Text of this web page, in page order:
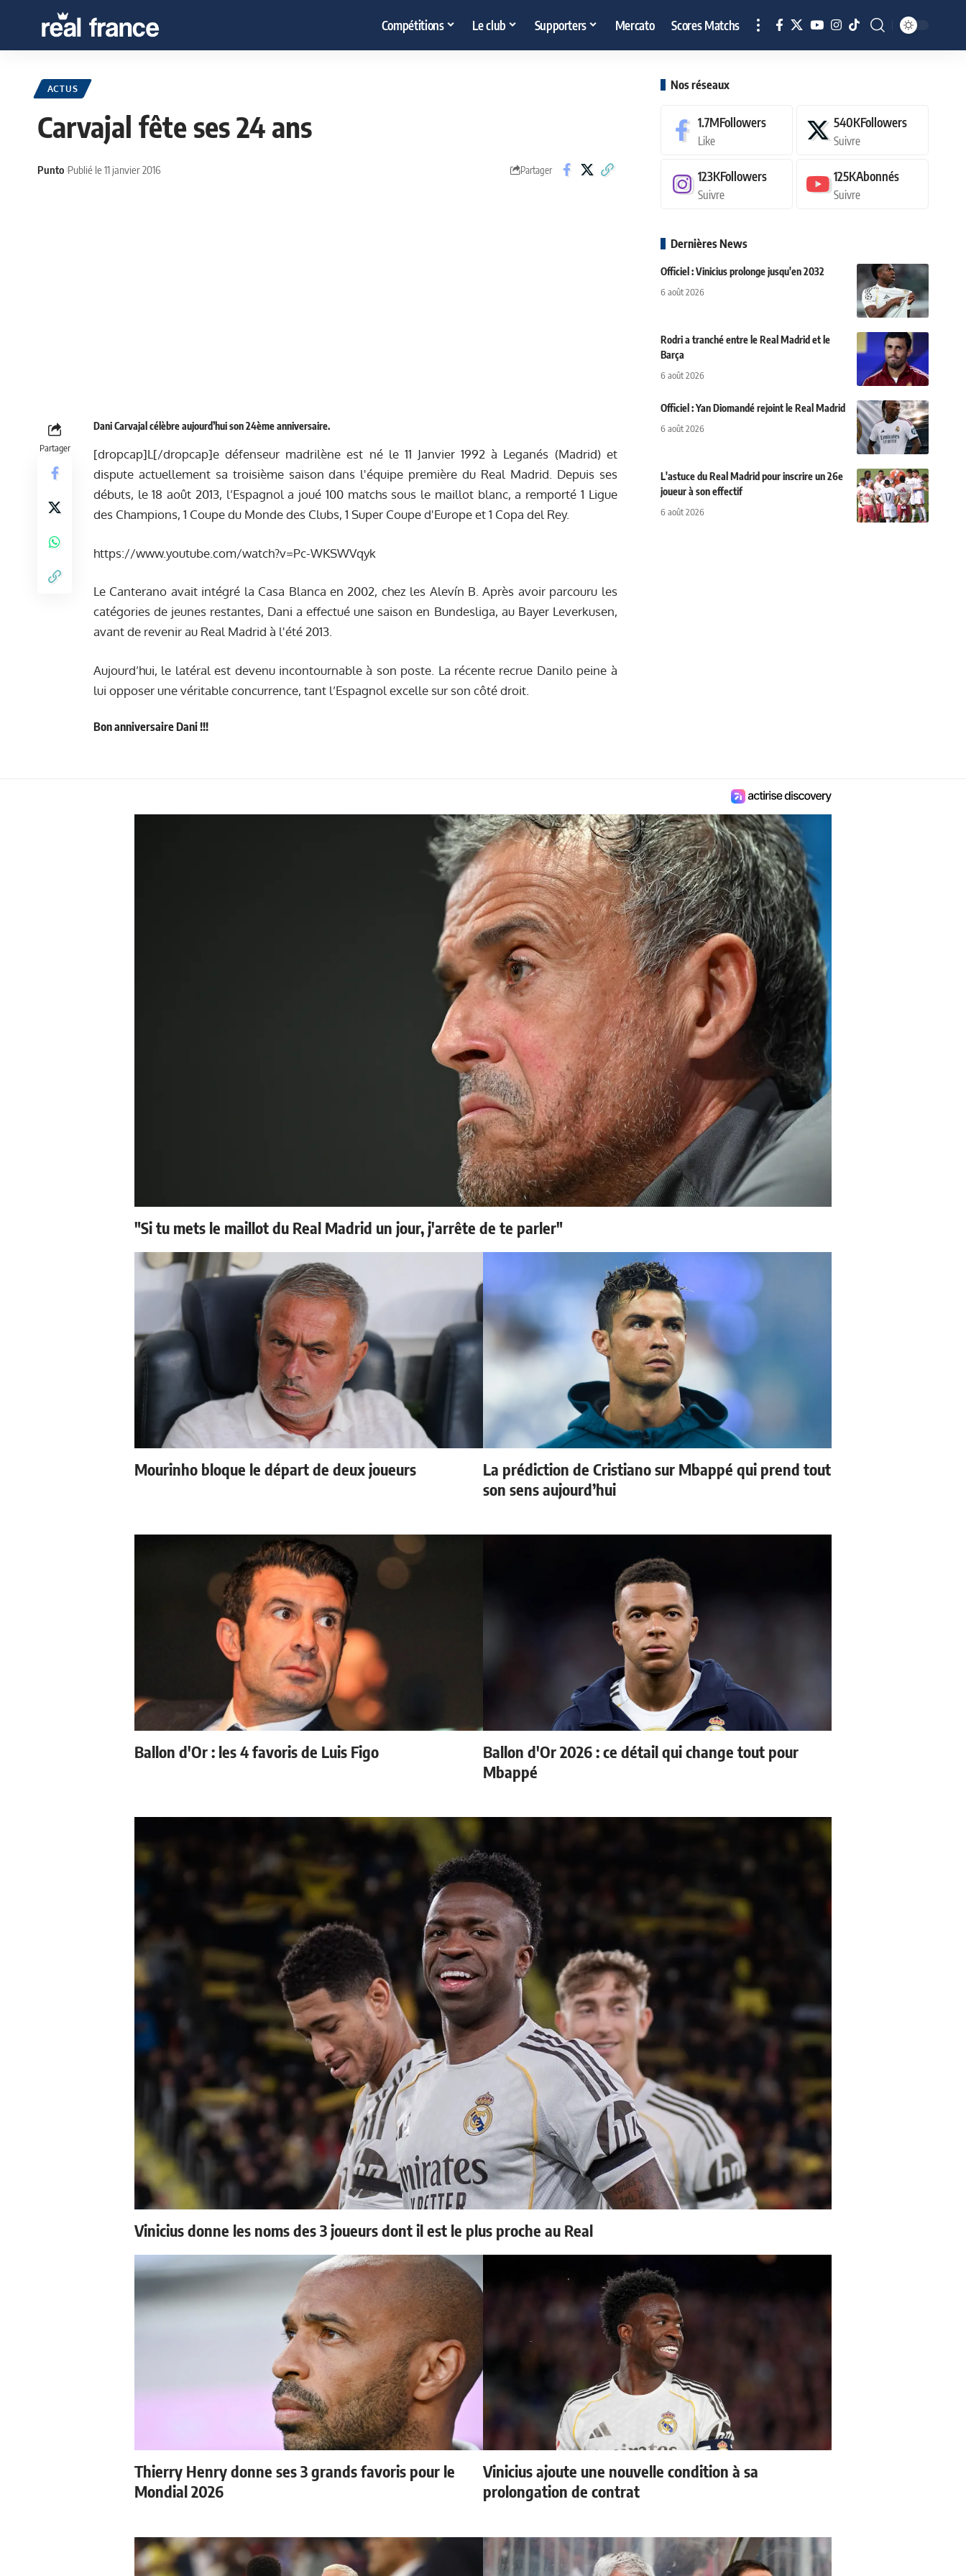
Compétitions Le club Supporters Mercato Scores Matchs
ACTUS
Carvajal fête ses 24 ans
Punto Publié le 11 janvier 2016 Partager
Partager
Dani Carvajal célèbre aujourd’hui son 24ème anniversaire.
[dropcap]L[/dropcap]e défenseur madrilène est né le 11 Janvier 1992 à Leganés (Madrid) et
dispute actuellement sa troisième saison dans l'équipe première du Real Madrid. Depuis ses
débuts, le 18 août 2013, l’Espagnol a joué 100 matchs sous le maillot blanc, a remporté 1 Ligue
des Champions, 1 Coupe du Monde des Clubs, 1 Super Coupe d'Europe et 1 Copa del Rey.
https://www.youtube.com/watch?v=Pc-WKSWVqyk
Le Canterano avait intégré la Casa Blanca en 2002, chez les Alevín B. Après avoir parcouru les
catégories de jeunes restantes, Dani a effectué une saison en Bundesliga, au Bayer Leverkusen,
avant de revenir au Real Madrid à l'été 2013.
Aujourd’hui, le latéral est devenu incontournable à son poste. La récente recrue Danilo peine à
lui opposer une véritable concurrence, tant l’Espagnol excelle sur son côté droit.
Bon anniversaire Dani !!!
Nos réseaux
1.7MFollowers
Like
540KFollowers
Suivre
123KFollowers
Suivre
125KAbonnés
Suivre
Dernières News
Officiel : Vinicius prolonge jusqu'en 2032
6 août 2026
Rodri a tranché entre le Real Madrid et le
Barça
6 août 2026
Officiel : Yan Diomandé rejoint le Real Madrid
6 août 2026
L'astuce du Real Madrid pour inscrire un 26e
joueur à son effectif
6 août 2026
"Si tu mets le maillot du Real Madrid un jour, j'arrête de te parler"
Mourinho bloque le départ de deux joueurs
La prédiction de Cristiano sur Mbappé qui prend tout
son sens aujourd’hui
Ballon d'Or : les 4 favoris de Luis Figo
Ballon d'Or 2026 : ce détail qui change tout pour
Mbappé
Vinicius donne les noms des 3 joueurs dont il est le plus proche au Real
Thierry Henry donne ses 3 grands favoris pour le
Mondial 2026
Vinicius ajoute une nouvelle condition à sa
prolongation de contrat